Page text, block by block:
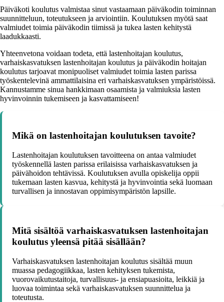
Päiväkoti koulutus valmistaa sinut vastaamaan päiväkodin toiminnan
suunnitteluun, toteutukseen ja arviointiin. Koulutuksen myötä saat
valmiudet toimia päiväkodin tiimissä ja tukea lasten kehitystä
laadukkaasti.
Yhteenvetona voidaan todeta, että lastenhoitajan koulutus,
varhaiskasvatuksen lastenhoitajan koulutus ja päiväkodin hoitajan
koulutus tarjoavat monipuoliset valmiudet toimia lasten parissa
työskentelevinä ammattilaisina eri varhaiskasvatuksen ympäristöissä.
Kannustamme sinua hankkimaan osaamista ja valmiuksia lasten
hyvinvoinnin tukemiseen ja kasvattamiseen!
Mikä on lastenhoitajan koulutuksen tavoite?
Lastenhoitajan koulutuksen tavoitteena on antaa valmiudet
työskennellä lasten parissa erilaisissa varhaiskasvatuksen ja
päivähoidon tehtävissä. Koulutuksen avulla opiskelija oppii
tukemaan lasten kasvua, kehitystä ja hyvinvointia sekä luomaan
turvallisen ja innostavan oppimisympäristön lapsille.
Mitä sisältöä varhaiskasvatuksen lastenhoitajan
koulutus yleensä pitää sisällään?
Varhaiskasvatuksen lastenhoitajan koulutus sisältää muun
muassa pedagogiikkaa, lasten kehityksen tukemista,
vuorovaikutustaitoja, turvallisuus- ja ensiapuasioita, leikkiä ja
luovaa toimintaa sekä varhaiskasvatuksen suunnittelua ja
toteutusta.